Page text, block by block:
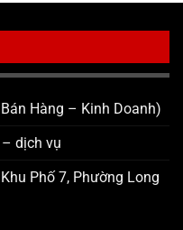
Hàng – Kinh Doanh)
dịch vụ
Phố 7, Phường Long